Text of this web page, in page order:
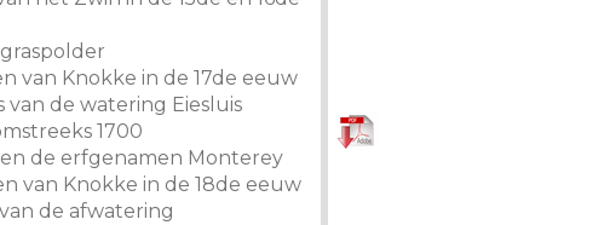
van Knokke in de 17de eeuw
van de watering Eiesluis
1700
de erfgenamen Monterey
van Knokke in de 18de eeuw
de afwatering